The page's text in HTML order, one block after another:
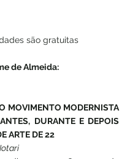
são gratuitas
de Almeida:
MOVIMENTO MODERNISTA
DURANTE E DEPOIS
ARTE DE 22